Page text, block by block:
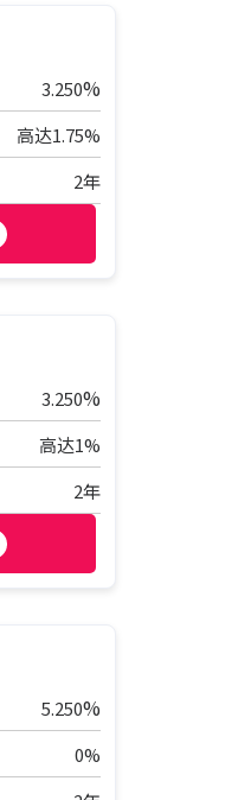
3.250%
高达1.75%
2年
3.250%
高达1%
2年
5.250%
0%